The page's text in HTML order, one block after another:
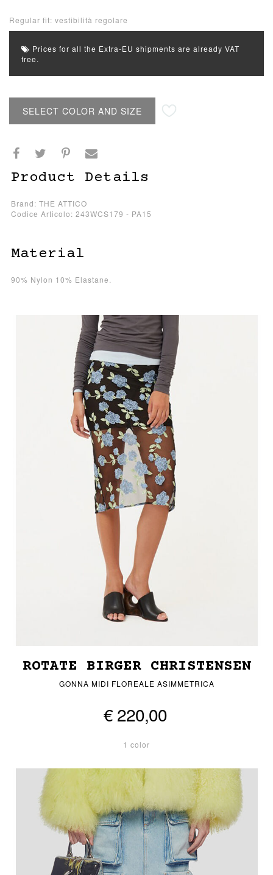
Regular fit: vestibilità regolare
Prices for all the Extra-EU shipments are already VAT
free.
SELECT COLOR AND SIZE
Product Details
Brand: THE ATTICO
Codice Articolo: 243WCS179 - PA15
Material
90% Nylon 10% Elastane.
ROTATE BIRGER CHRISTENSEN
GONNA MIDI FLOREALE ASIMMETRICA
€ 220,00
1 color